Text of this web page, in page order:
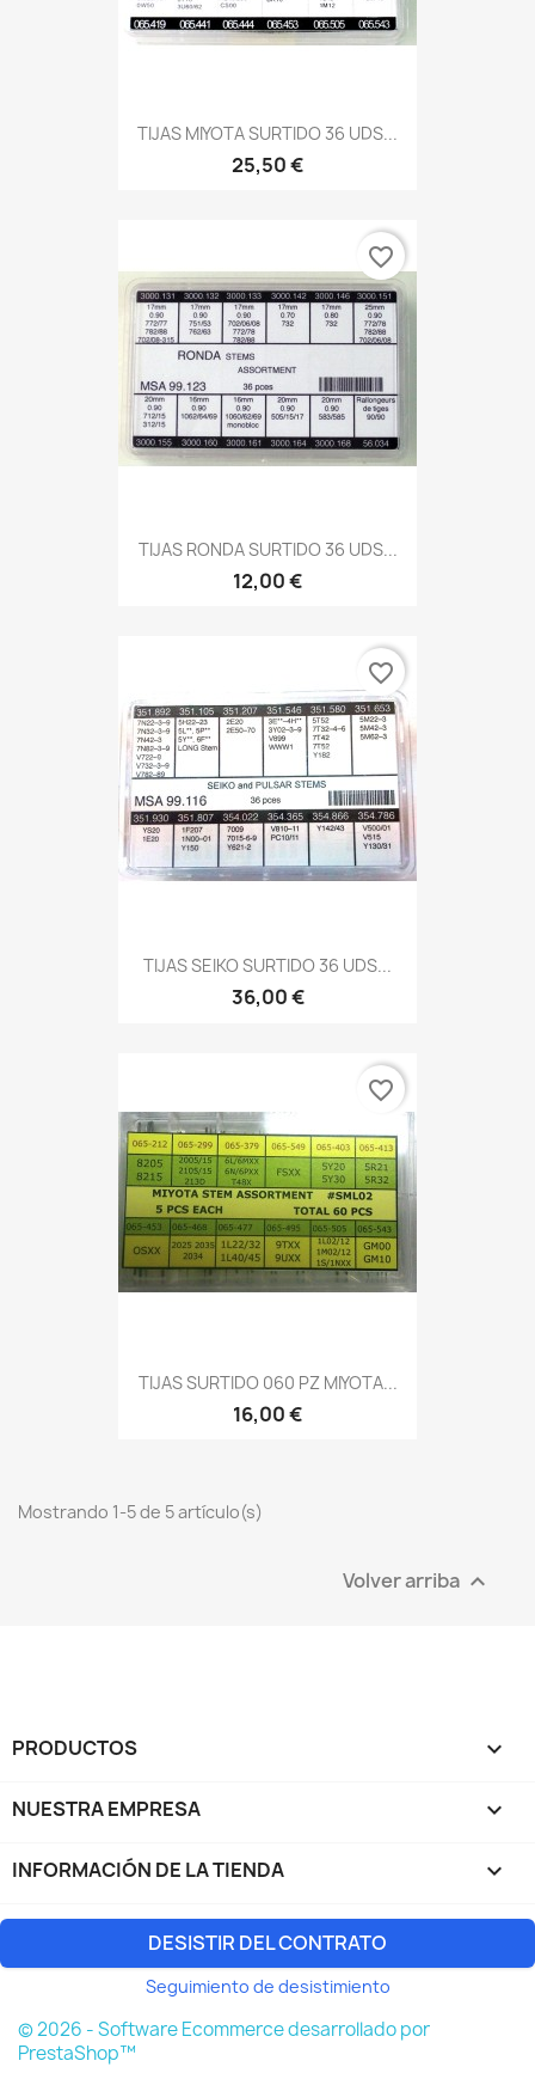
TIJAS MIYOTA SURTIDO 36 UDS...
25,50 €
TIJAS RONDA SURTIDO 36 UDS...
12,00 €
favorite_border
TIJAS SEIKO SURTIDO 36 UDS...
36,00 €
favorite_border
TIJAS SURTIDO 060 PZ MIYOTA...
16,00 €
favorite_border
Mostrando 1-5 de 5 artículo(s)
Volver arriba 
PRODUCTOS 
NUESTRA EMPRESA 
INFORMACIÓN DE LA TIENDA keyboard_arrow_down
DESISTIR DEL CONTRATO
Seguimiento de desistimiento
© 2026 - Software Ecommerce desarrollado por
PrestaShop™